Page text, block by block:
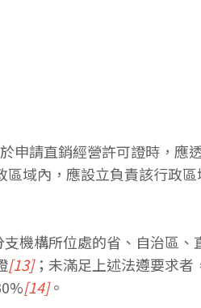
申請直銷經營許可證時，應
域內，應設立負責該行政
機構所位處的省、自治區、
[13]；未滿足上述法遵要求者
[14]。